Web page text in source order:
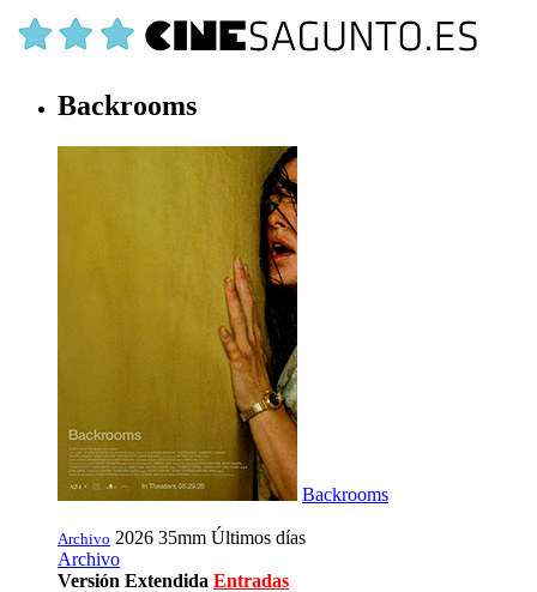
Backrooms
Backrooms
Archivo 2026 35mm Últimos días
Archivo
Versión Extendida Entradas